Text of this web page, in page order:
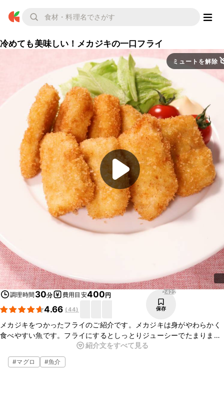
冷めても美味しい！メカジキの一口フライ
ミュートを解除
調理時間 30分 費用目安400円
4.66 (44)
2422
保存
メカジキをつかったフライのご紹介です。メカジキは身がやわらかく
食べやすい魚です。フライにするとしっとりジューシーでたまりませ
ん。いつものトンカツに代えて、メカジキにしてみてはいかがでしょ
うか。あっさりと軽いフライができますよ。
紹介文をすべて見る
#マグロ #魚介